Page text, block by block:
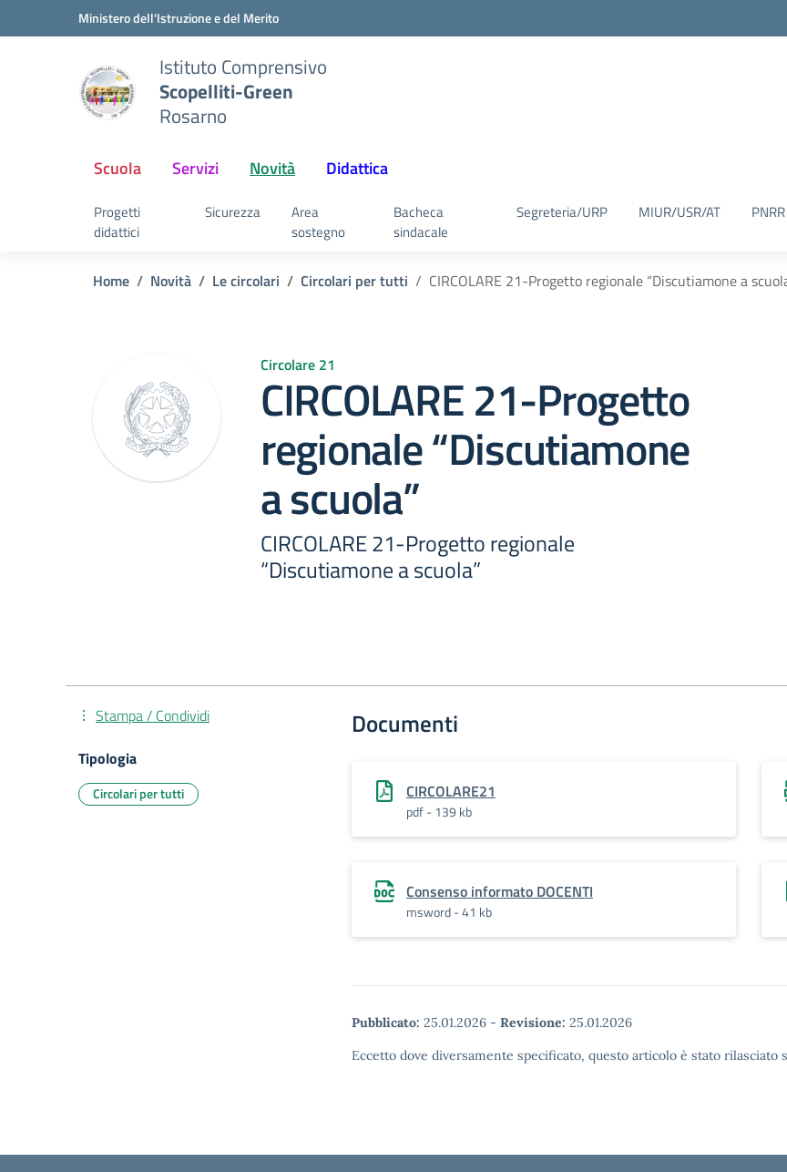
Vai ai contenuti
Vai al menu di navigazioneMinistero dell'Istruzione e del Merito
Istituto Comprensivo
Scopelliti-Green
Rosarno
Scuola Servizi Novità Didattica
Progetti
didattici
Sicurezza
Area
sostegno
Bacheca
sindacale
Segreteria/URP MIUR/USR/AT PNRR
Home Novità Le circolari Circolari per tutti CIRCOLARE 21-Progetto regionale “Discutiamone a
Circolare 21
CIRCOLARE 21-Progetto
regionale “Discutiamone
a scuola”
CIRCOLARE 21-Progetto regionale
“Discutiamone a scuola”
Documenti
CIRCOLARE21
pdf - 139 kb
Consenso informato DOCENTI
msword - 41 kb
Pubblicato: 25.01.2026 - Revisione: 25.01.2026
Eccetto dove diversamente specificato, questo articolo è stato
Stampa / Condividi
Tipologia
Circolari per tutti